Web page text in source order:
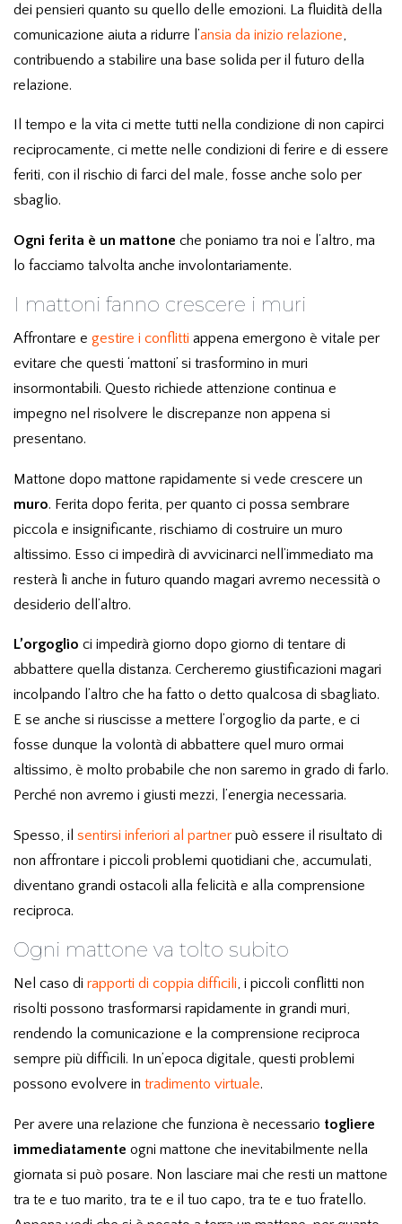
dei pensieri quanto su quello delle emozioni. La fluidità della
comunicazione aiuta a ridurre l’ansia da inizio relazione,
contribuendo a stabilire una base solida per il futuro della
relazione.
Il tempo e la vita ci mette tutti nella condizione di non capirci
reciprocamente, ci mette nelle condizioni di ferire e di essere
feriti, con il rischio di farci del male, fosse anche solo per
sbaglio.
Ogni ferita è un mattone che poniamo tra noi e l’altro, ma
lo facciamo talvolta anche involontariamente.
I mattoni fanno crescere i muri
Affrontare e gestire i conflitti appena emergono è vitale per
evitare che questi ‘mattoni’ si trasformino in muri
insormontabili. Questo richiede attenzione continua e
impegno nel risolvere le discrepanze non appena si
presentano.
Mattone dopo mattone rapidamente si vede crescere un
muro. Ferita dopo ferita, per quanto ci possa sembrare
piccola e insignificante, rischiamo di costruire un muro
altissimo. Esso ci impedirà di avvicinarci nell’immediato ma
resterà lì anche in futuro quando magari avremo necessità o
desiderio dell’altro.
L’orgoglio ci impedirà giorno dopo giorno di tentare di
abbattere quella distanza. Cercheremo giustificazioni magari
incolpando l’altro che ha fatto o detto qualcosa di sbagliato.
E se anche si riuscisse a mettere l’orgoglio da parte, e ci
fosse dunque la volontà di abbattere quel muro ormai
altissimo, è molto probabile che non saremo in grado di farlo.
Perché non avremo i giusti mezzi, l’energia necessaria.
Spesso, il sentirsi inferiori al partnerpuò essere il risultato di
non affrontare i piccoli problemi quotidiani che, accumulati,
diventano grandi ostacoli alla felicità e alla comprensione
reciproca.
Ogni mattone va tolto subito
Nel caso di rapporti di coppia difficili, i piccoli conflitti non
risolti possono trasformarsi rapidamente in grandi muri,
rendendo la comunicazione e la comprensione reciproca
sempre più difficili. In un’epoca digitale, questi problemi
possono evolvere in tradimento virtuale.
Per avere una relazione che funziona è necessario togliere
immediatamente ogni mattone che inevitabilmente nella
giornata si può posare. Non lasciare mai che resti un mattone
tra te e tuo marito, tra te e il tuo capo, tra te e tuo fratello.